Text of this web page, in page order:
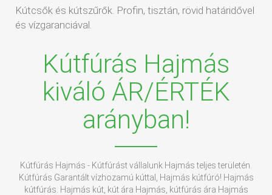
Kútcsők és kútszűrők. Profin, tisztán, rövid határidővel
és vízgaranciával.
Kútfúrás Hajmás
kiváló ÁR/ÉRTÉK
arányban!
Kútfúrás Hajmás - Kútfúrást vállalunk Hajmás teljes területén.
Kútfúrás Garantált vízhozamú kúttal, Hajmás kútfúró! Hajmás
kútfúrás. Hajmás kút, kút ára Hajmás, kútfúrás ára Hajmás